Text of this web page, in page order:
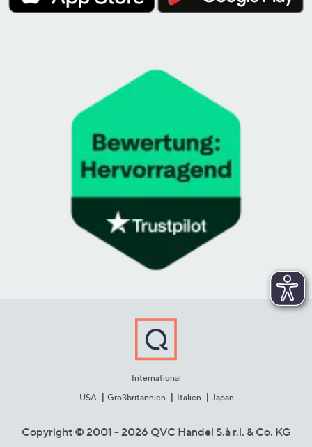
International
USA
Großbritannien Italien Japan
Copyright © 2001 - 2026 QVC Handel S.à r.l. & Co. KG